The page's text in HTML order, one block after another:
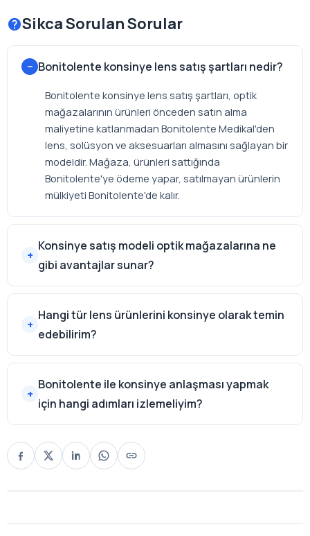
Sikca Sorulan Sorular
Bonitolente konsinye lens satış şartları nedir?
Bonitolente konsinye lens satış şartları, optik
mağazalarının ürünleri önceden satın alma
maliyetine katlanmadan Bonitolente Medikal'den
lens, solüsyon ve aksesuarları almasını sağlayan bir
modeldir. Mağaza, ürünleri sattığında
Bonitolente'ye ödeme yapar, satılmayan ürünlerin
mülkiyeti Bonitolente'de kalır.
Konsinye satış modeli optik mağazalarına ne
gibi avantajlar sunar?
Hangi tür lens ürünlerini konsinye olarak temin
edebilirim?
Bonitolente ile konsinye anlaşması yapmak
için hangi adımları izlemeliyim?